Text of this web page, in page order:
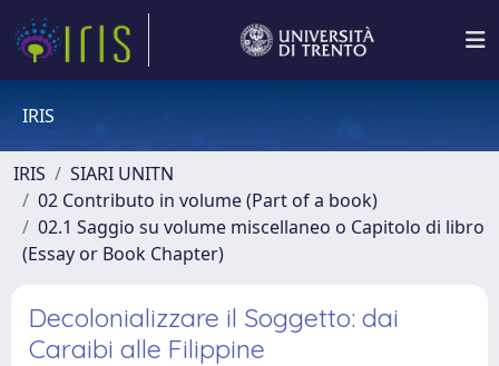
IRIS
IRIS
SIARI UNITN
02 Contributo in volume (Part of a book)
02.1 Saggio su volume miscellaneo o Capitolo di libro
(Essay or Book Chapter)
Decolonializzare il Soggetto: dai
Caraibi alle Filippine